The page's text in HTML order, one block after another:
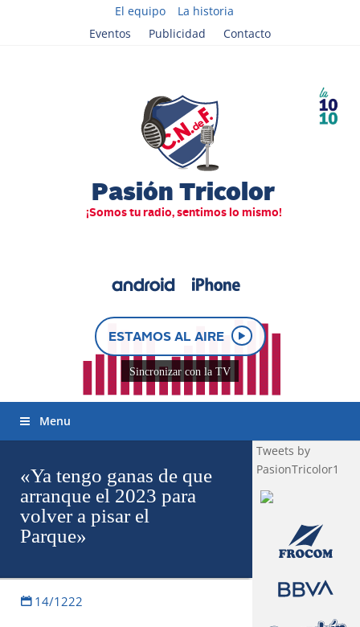
El equipo
La historia
Eventos
Publicidad Contacto
ESTAMOS AL AIRE
Sincronizar con la TV
Menu
«Ya tengo ganas de que
arranque el 2023 para
volver a pisar el
Parque»
14/1222
Tweets by
PasionTricolor1